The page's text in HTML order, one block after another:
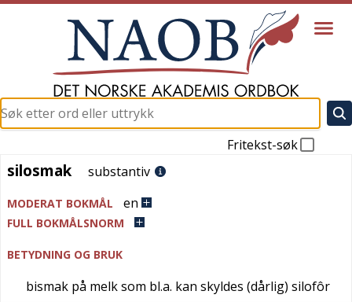
Fritekst-søk
silosmak
silosmak substantiv
MODERAT BOKMÅL en
FULL BOKMÅLSNORM
BETYDNING OG BRUK
bismak på melk som bl.a. kan skyldes (dårlig) silofôr